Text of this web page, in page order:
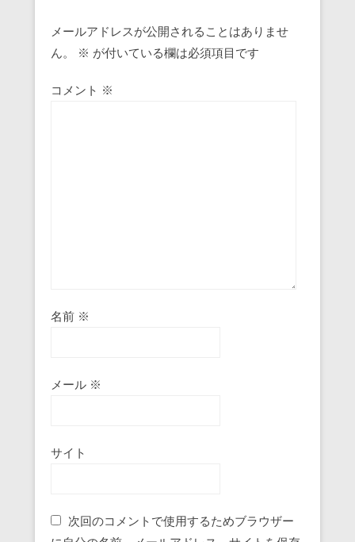
メールアドレスが公開されることはありませ
ん。
※ が付いている欄は必須項目です
コメント ※
名前 ※
メール ※
サイト
次回のコメントで使用するためブラウザー